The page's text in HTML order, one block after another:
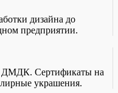
дизайна до
предприятии.
ДМДК. Сертификаты на
украшения.